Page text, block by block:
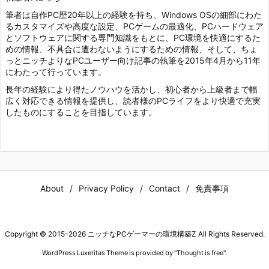
筆者は自作PC歴20年以上の経験を持ち、Windows OSの細部にわた
るカスタマイズや高度な設定、PCゲームの最適化、PCハードウェア
とソフトウェアに関する専門知識をもとに、PC環境を快適にするた
めの情報、不具合に遭わないようにするための情報、そして、ちょ
っとニッチよりなPCユーザー向け記事の執筆を2015年4月から11年
にわたって行っています。
長年の経験により得たノウハウを活かし、初心者から上級者まで幅
広く対応できる情報を提供し、読者様のPCライフをより快適で充実
したものにすることを目指しています。
About Privacy Policy Contact 免責事項
Copyright © 2015-2026 ニッチなPCゲーマーの環境構築Z All Rights Reserved.
WordPress Luxeritas Theme is provided by "Thought is free".